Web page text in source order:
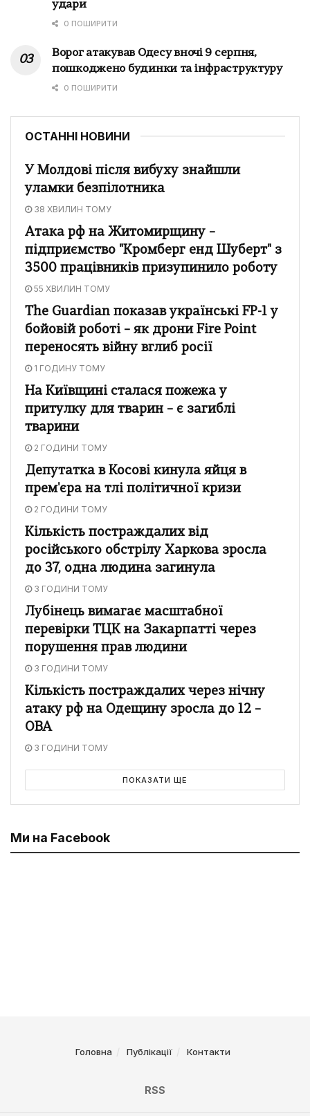
удари
0 ПОШИРИТИ
Ворог атакував Одесу вночі 9 серпня,
пошкоджено будинки та інфраструктуру
0 ПОШИРИТИ
ОСТАННІ НОВИНИ
У Молдові після вибуху знайшли
уламки безпілотника
38 ХВИЛИН ТОМУ
Атака рф на Житомирщину –
підприємство "Кромберг енд Шуберт" з
3500 працівників призупинило роботу
55 ХВИЛИН ТОМУ
The Guardian показав українські FP-1 у
бойовій роботі – як дрони Fire Point
переносять війну вглиб росії
1 ГОДИНУ ТОМУ
На Київщині сталася пожежа у
притулку для тварин – є загиблі
тварини
2 ГОДИНИ ТОМУ
Депутатка в Косові кинула яйця в
прем'єра на тлі політичної кризи
2 ГОДИНИ ТОМУ
Кількість постраждалих від
російського обстрілу Харкова зросла
до 37, одна людина загинула
3 ГОДИНИ ТОМУ
Лубінець вимагає масштабної
перевірки ТЦК на Закарпатті через
порушення прав людини
3 ГОДИНИ ТОМУ
Кількість постраждалих через нічну
атаку рф на Одещину зросла до 12 –
ОВА
3 ГОДИНИ ТОМУ
ПОКАЗАТИ ЩЕ
Ми на Facebook
Головна Публікації Контакти
RSS